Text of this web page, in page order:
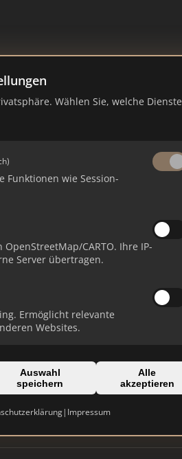
Wählen Sie, welche Dienste
Funktionen wie Session-
CARTO. Ihre IP-
Server übertragen.
Ermöglicht relevante
Websites.
Auswahl
speichern
Alle
akzeptieren
| Impressum
Juli 2026